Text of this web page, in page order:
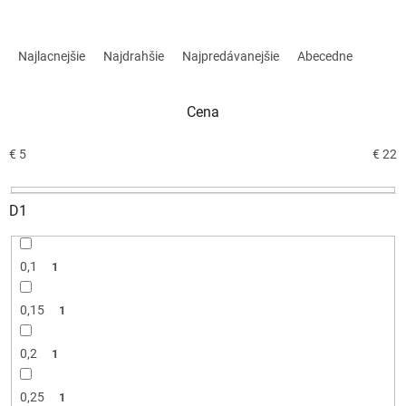
e
r
o
d
Najlacnejšie Najdrahšie Najpredávanejšie Abecedne
Cena
€ 5 € 22
D1
0,1 1
0,15 1
0,2 1
0,25 1